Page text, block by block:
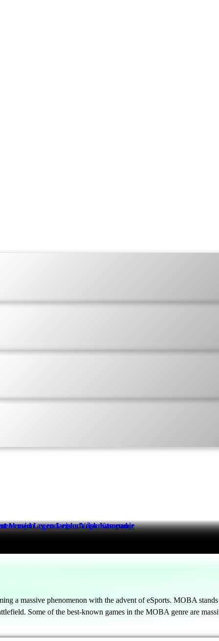
Versjon av en Legendarisk Kampanje
med Legendariske Våpenutseender
a massive phenomenon with the advent of eSports. MOBA
Some of the best-known games in the MOBA genre are